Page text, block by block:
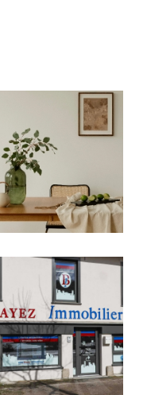
agence
une parfaite
secteur.
en toute
à vendre en
autour de
un large choix
: